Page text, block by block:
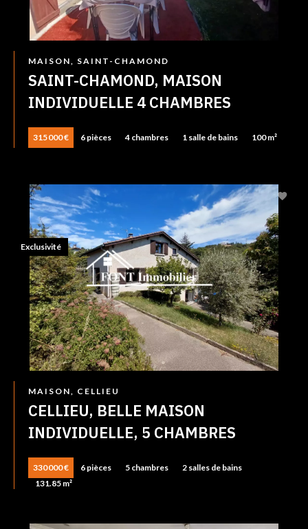
MAISON, SAINT-CHAMOND
SAINT-CHAMOND, MAISON
INDIVIDUELLE 4 CHAMBRES
315 000 € 6 pièces 4 chambres 1 salle de bains 100 m²
MAISON, CELLIEU
CELLIEU, BELLE MAISON
INDIVIDUELLE, 5 CHAMBRES
330 000 € 6 pièces 5 chambres
2 salles de bains
131.85 m²
Exclusivité